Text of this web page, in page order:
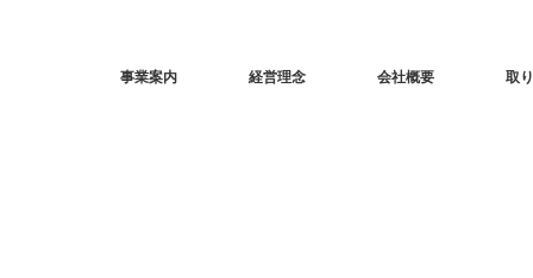
事業案内 経営理念 会社概要 取